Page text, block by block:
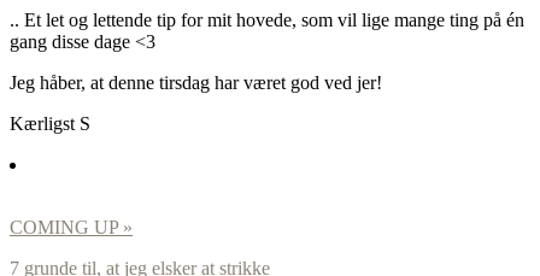
.. Et let og lettende tip for mit hovede, som vil lige mange ting på én
gang disse dage <3
Jeg håber, at denne tirsdag har været god ved jer!
Kærligst S
COMING UP »
7 grunde til, at jeg elsker at strikke